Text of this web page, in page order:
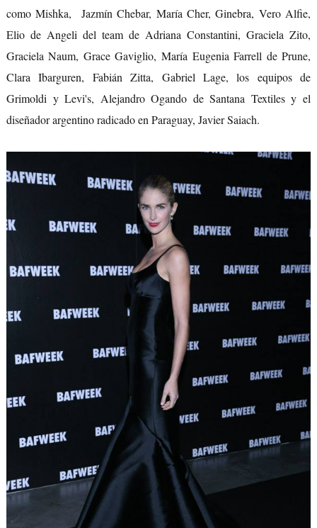
como Mishka, Jazmín Chebar, María Cher, Ginebra, Vero Alfie,
Elio de Angeli del team de Adriana Constantini, Graciela Zito,
Graciela Naum, Grace Gaviglio, María Eugenia Farrell de Prune,
Clara Ibarguren, Fabián Zitta, Gabriel Lage, los equipos de
Grimoldi y Levi's, Alejandro Ogando de Santana Textiles y el
diseñador argentino radicado en Paraguay, Javier Saiach.